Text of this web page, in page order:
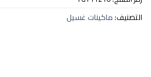
التصنيف:ماكينات غسيل